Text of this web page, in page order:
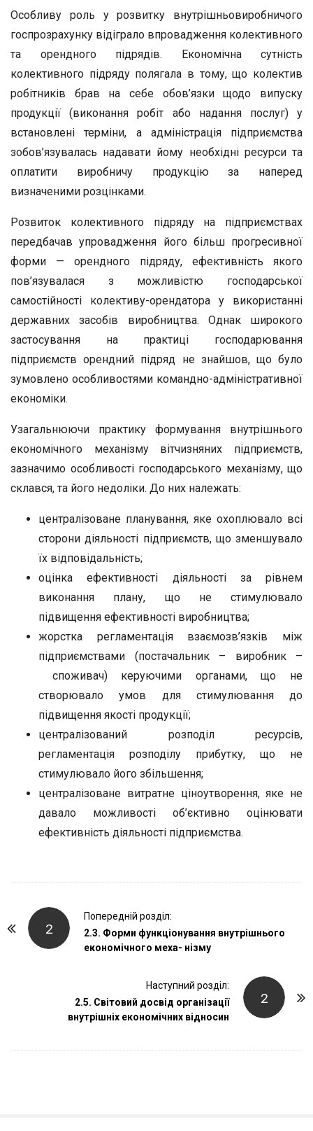
Особливу роль у розвитку внутрішньовиробничого
госпрозрахунку відіграло впровадження колективного
та орендного підрядів. Економічна сутність
колективного підряду полягала в тому, що колектив
робітників брав на себе обов’язки щодо випуску
продукції (виконання робіт або надання послуг) у
встановлені терміни, а адміністрація підприємства
зобов’язувалась надавати йому необхідні ресурси та
оплатити виробничу продукцію за наперед
визначеними розцінками.
Розвиток колективного підряду на підприємствах
передбачав упровадження його більш прогресивної
форми — орендного підряду, ефективність якого
пов’язувалася з можливістю господарської
самостійності колективу-орендатора у використанні
державних засобів виробництва. Однак широкого
застосування на практиці господарювання
підприємств орендний підряд не знайшов, що було
зумовлено особливостями командно-адміністративної
економіки.
Узагальнюючи практику формування внутрішнього
економічного механізму вітчизняних підприємств,
зазначимо особливості господарського механізму, що
склався, та його недоліки. До них належать:
централізоване планування, яке охоплювало всі
сторони діяльності підприємств, що зменшувало
їх відповідальність;
оцінка ефективності діяльності за рівнем
виконання плану, що не стимулювало
підвищення ефективності виробництва;
жорстка регламентація взаємозв’язків між
підприємствами (постачальник – виробник –
споживач) керуючими органами, що не
створювало умов для стимулювання до
підвищення якості продукції;
централізований розподіл ресурсів,
регламентація розподілу прибутку, що не
стимулювало його збільшення;
централізоване витратне ціноутворення, яке не
давало можливості об’єктивно оцінювати
ефективність діяльності підприємства.
2
Попередній розділ:
2.3. Форми функціонування внутрішнього
економічного меха- нізму
2
Наступний розділ:
2.5. Світовий досвід організації
внутрішніх економічних відносин